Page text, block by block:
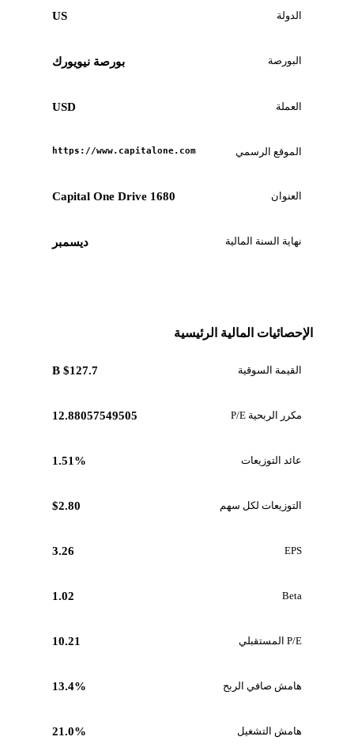
الدولة US
البورصة بورصة نيويورك
العملة USD
الموقع الرسمي https://www.capitalone.com
العنوان 1680 Capital One Drive
نهاية السنة المالية ديسمبر
الإحصائيات المالية الرئيسية
القيمة السوقية $127.7 B
مكرر الربحية P/E 12.88057549505
عائد التوزيعات 1.51%
التوزيعات لكل سهم $2.80
EPS
3.26
Beta
1.02
P/E المستقبلي 10.21
هامش صافي الربح 13.4%
هامش التشغيل 21.0%